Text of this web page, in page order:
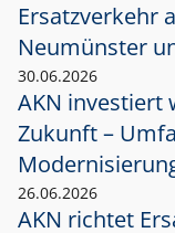
Ersatzverkehr
Neumünster
30.06.2026
AKN investiert
Zukunft –
26.06.2026
AKN richtet